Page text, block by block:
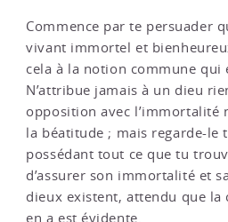
Commence par te persuader
vivant immortel et
cela à la notion commune qui
N’attribue jamais à un dieu
opposition avec l’immortalité
la béatitude ; mais regarde-le
possédant tout ce que tu
d’assurer son immortalité et
dieux existent, attendu que la
en a est évidente.